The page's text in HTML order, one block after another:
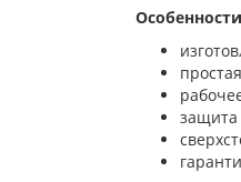
защита